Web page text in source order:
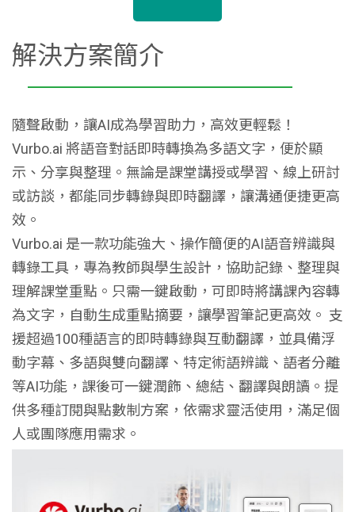
解決方案簡介
隨聲啟動，讓AI成為學習助力，高效更輕鬆！
Vurbo.ai 將語音對話即時轉換為多語文字，便於顯
示、分享與整理。無論是課堂講授或學習、線上研討
或訪談，都能同步轉錄與即時翻譯，讓溝通便捷更高
效。
Vurbo.ai 是一款功能強大、操作簡便的AI語音辨識與
轉錄工具，專為教師與學生設計，協助記錄、整理與
理解課堂重點。只需一鍵啟動，可即時將講課內容轉
為文字，自動生成重點摘要，讓學習筆記更高效。 支
援超過100種語言的即時轉錄與互動翻譯，並具備浮
動字幕、多語與雙向翻譯、特定術語辨識、語者分離
等AI功能，課後可一鍵潤飾、總結、翻譯與朗讀。提
供多種訂閱與點數制方案，依需求靈活使用，滿足個
人或團隊應用需求。